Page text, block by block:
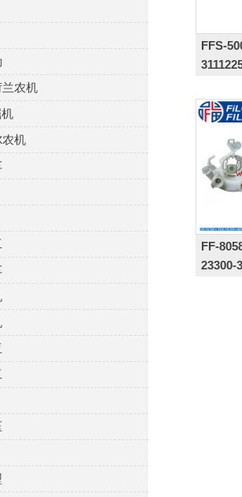
农机
机
FFS-
FF-
23300-